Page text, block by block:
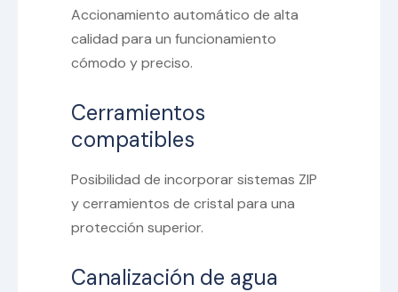
Accionamiento automático de alta
calidad para un funcionamiento
cómodo y preciso.
Cerramientos
compatibles
Posibilidad de incorporar sistemas ZIP
y cerramientos de cristal para una
protección superior.
Canalización de agua